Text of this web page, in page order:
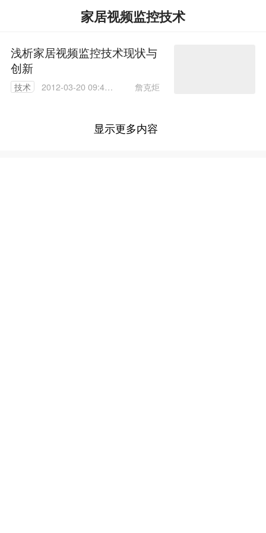
家居视频监控技术
浅析家居视频监控技术现状与
创新
技术
2012-03-20 09:44:
詹克炬
显示更多内容